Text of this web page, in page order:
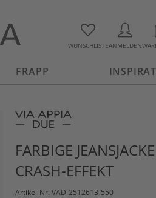
WUNSCHLISTEANMELDEN
FRAPP
FARBIGE
CRASH-EFFEKT
Artikel-Nr. VAD-2512613-550